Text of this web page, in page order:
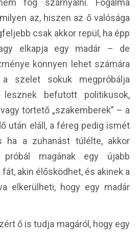
fog szárnyalni. Fogalma
az, hiszen az ő valósága
csak akkor repül, ha épp
elkapja egy madár – de
könnyen lehet számára
szelet sokuk megpróbálja
befutott politikusok,
törtető „szakemberek” – a
után eláll, a féreg pedig ismét
ha a zuhanást túlélte, akkor
próbál magának egy újabb
akin élősködhet, és akinek a
elkerülheti, hogy egy madár
ő is tudja magáról, hogy egy